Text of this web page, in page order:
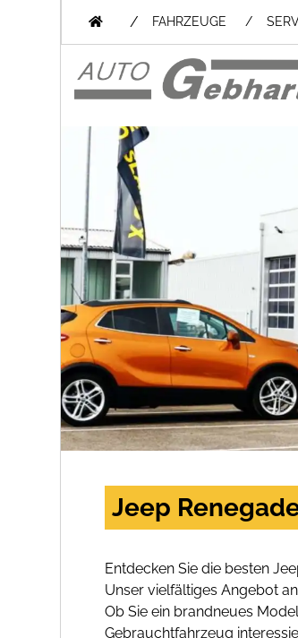
/ FAHRZEUGE
Jeep
Entdecken Sie die besten
Unser vielfältiges Angebot
Ob Sie ein brandneues
Gebrauchtfahrzeug